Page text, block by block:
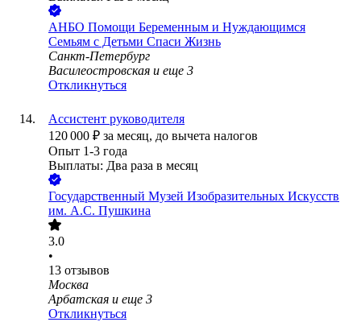
АНБО Помощи Беременным и Нуждающимся
Семьям с Детьми Спаси Жизнь
Санкт-Петербург
Василеостровская и еще 3
Откликнуться
Ассистент руководителя
120 000 ₽ за месяц, до вычета налогов
Опыт 1-3 года
Выплаты: Два раза в месяц
Государственный Музей Изобразительных Искусств
им. А.С. Пушкина
3.0
•
13 отзывов
Москва
Арбатская и еще 3
Откликнуться